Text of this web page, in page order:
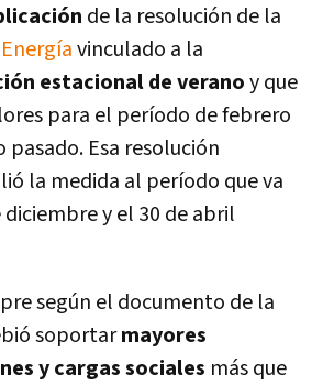
de la resolución de la
Energí­avinculado a la
estacional de veranoy que
para el perí­odo de febrero
pasado. Esa resolución
la medida al perí­odo que va
y el 30 de abril
según el documento de la
soportarmayores
y cargas sociales más que